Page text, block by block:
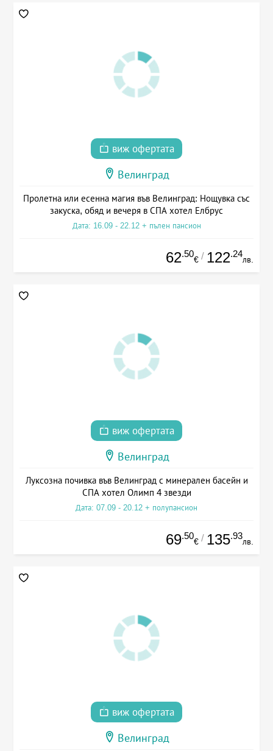
виж офертата
Велинград
Пролетна или есенна магия във Велинград: Нощувка със
закуска, обяд и вечеря в СПА хотел Елбрус
Дата: 16.09 - 22.12 + пълен пансион
62.50
€ / 122.24
лв.
виж офертата
Велинград
Луксозна почивка във Велинград с минерален басейн и
СПА хотел Олимп 4 звезди
Дата: 07.09 - 20.12 + полупансион
69.50
€ / 135.93
лв.
виж офертата
Велинград